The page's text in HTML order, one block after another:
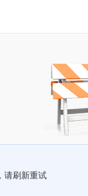
请刷新重试